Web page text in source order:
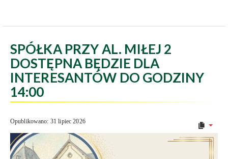
SPÓŁKA PRZY AL. MIŁEJ 2
DOSTĘPNA BĘDZIE DLA
INTERESANTÓW DO GODZINY
14:00
Opublikowano: 31 lipiec 2026